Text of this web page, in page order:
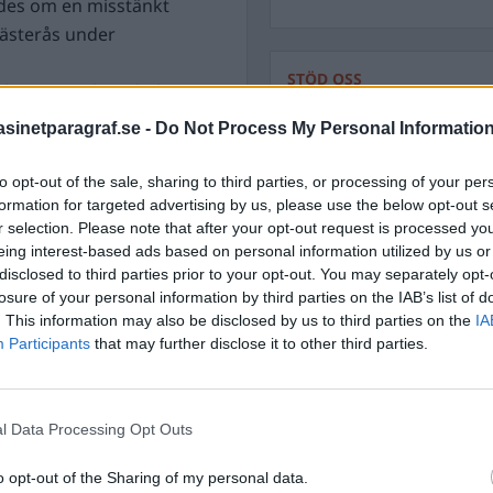
- Do Not Process My Personal Information
opt-out of the sale, sharing to third parties, or processing of your
for targeted advertising by us, please use the below opt-out
selection. Please note that after your opt-out request is processed
interest-based ads based on personal information utilized by us
to third parties prior to your opt-out. You may separately
of your personal information by third parties on the IAB’s list of
This information may also be disclosed by us to third parties on the
Participants that may further disclose it to other third parties.
Data Processing Opt Outs
opt-out of the Sharing of my personal data.
om en misstänkt
under
kopplades in
en tuggleksak för
på håll kan uppfattas
och ämnad för lek.
har dömts för att
i våras,
för att få hjälp under
som noterade att
utan att titta på bilderna
på heder och
försäkran till 50
STÖD OSS
Stöd Para§rafs bevakning av
PRENUMERERA PÅ
ÄMNESORD